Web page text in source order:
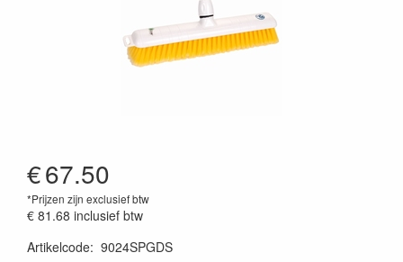
€67.50
*Prijzen zijn exclusief btw
€ 81.68 inclusief btw
Artikelcode: 9024SPGDS